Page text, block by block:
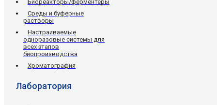
Биореакторы/ферментёры
Среды и буферные
растворы
Настраиваемые
одноразовые системы для
всех этапов
биопроизводства
Хроматография
Лаборатория